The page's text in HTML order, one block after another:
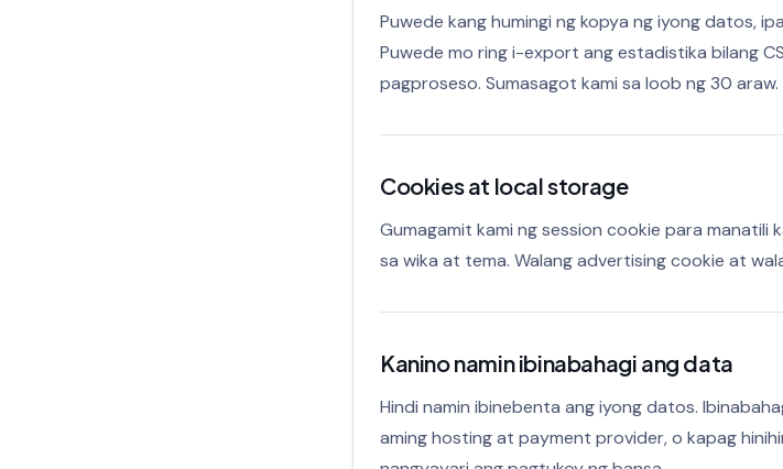
Puwede kang humingi ng kopya ng iyong datos,
Puwede mo ring i-export ang estadistika bilang
pagproseso. Sumasagot kami sa loob ng 30 araw.
Cookies at local storage
Gumagamit kami ng session cookie para
sa wika at tema. Walang advertising cookie at
Kanino namin ibinabahagi ang data
Hindi namin ibinebenta ang iyong datos.
aming hosting at payment provider, o kapag